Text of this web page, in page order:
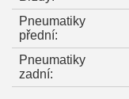
Pneumatiky
přední:
Pneumatiky
zadní: